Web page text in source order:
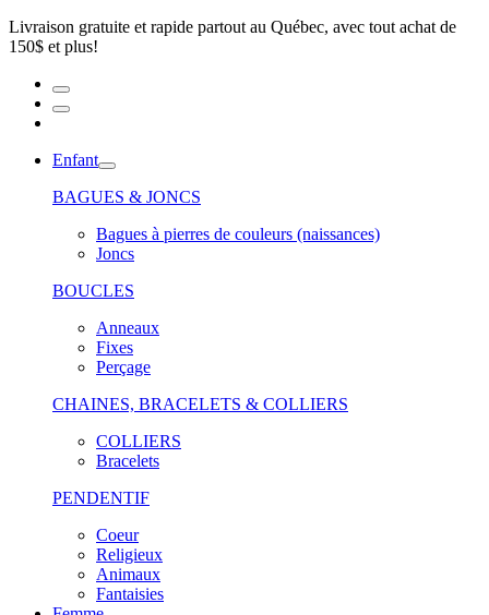
Livraison gratuite et rapide partout au Québec, avec tout achat de
150$ et plus!
Enfant
BAGUES & JONCS
Bagues à pierres de couleurs (naissances)
Joncs
BOUCLES
Anneaux
Fixes
Perçage
CHAINES, BRACELETS & COLLIERS
COLLIERS
Bracelets
PENDENTIF
Coeur
Religieux
Animaux
Fantaisies